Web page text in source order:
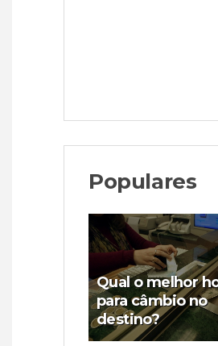
Populares
Qual o melhor
para câmbio no
destino?